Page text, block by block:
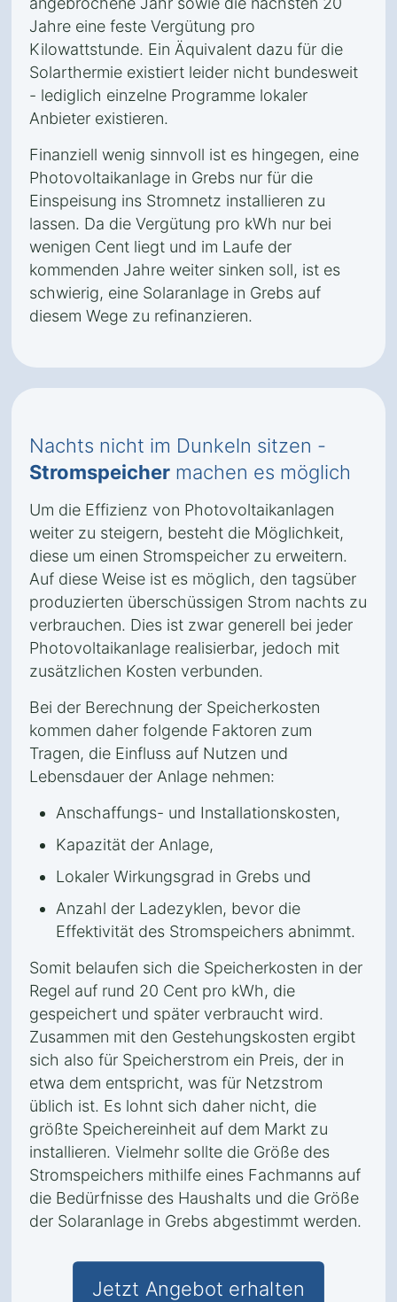
Jahre eine feste Vergütung pro
Kilowattstunde. Ein Äquivalent dazu für die
Solarthermie existiert leider nicht bundesweit
- lediglich einzelne Programme lokaler
Anbieter existieren.
Finanziell wenig sinnvoll ist es hingegen, eine
Photovoltaikanlage in Grebs nur für die
Einspeisung ins Stromnetz installieren zu
lassen. Da die Vergütung pro kWh nur bei
wenigen Cent liegt und im Laufe der
kommenden Jahre weiter sinken soll, ist es
schwierig, eine Solaranlage in Grebs auf
diesem Wege zu refinanzieren.
Nachts nicht im Dunkeln sitzen -
Stromspeicher machen es möglich
Um die Effizienz von Photovoltaikanlagen
weiter zu steigern, besteht die Möglichkeit,
diese um einen Stromspeicher zu erweitern.
Auf diese Weise ist es möglich, den tagsüber
produzierten überschüssigen Strom nachts zu
verbrauchen. Dies ist zwar generell bei jeder
Photovoltaikanlage realisierbar, jedoch mit
zusätzlichen Kosten verbunden.
Bei der Berechnung der Speicherkosten
kommen daher folgende Faktoren zum
Tragen, die Einfluss auf Nutzen und
Lebensdauer der Anlage nehmen:
Anschaffungs- und Installationskosten,
Kapazität der Anlage,
Lokaler Wirkungsgrad in Grebs und
Anzahl der Ladezyklen, bevor die
Effektivität des Stromspeichers abnimmt.
Somit belaufen sich die Speicherkosten in der
Regel auf rund 20 Cent pro kWh, die
gespeichert und später verbraucht wird.
Zusammen mit den Gestehungskosten ergibt
sich also für Speicherstrom ein Preis, der in
etwa dem entspricht, was für Netzstrom
üblich ist. Es lohnt sich daher nicht, die
größte Speichereinheit auf dem Markt zu
installieren. Vielmehr sollte die Größe des
Stromspeichers mithilfe eines Fachmanns auf
die Bedürfnisse des Haushalts und die Größe
der Solaranlage in Grebs abgestimmt werden.
Jetzt Angebot erhalten